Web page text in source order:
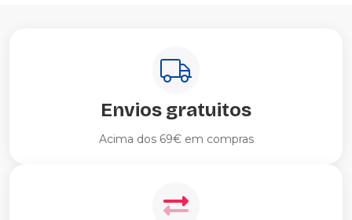
Envios gratuitos
Acima dos 69€ em compras